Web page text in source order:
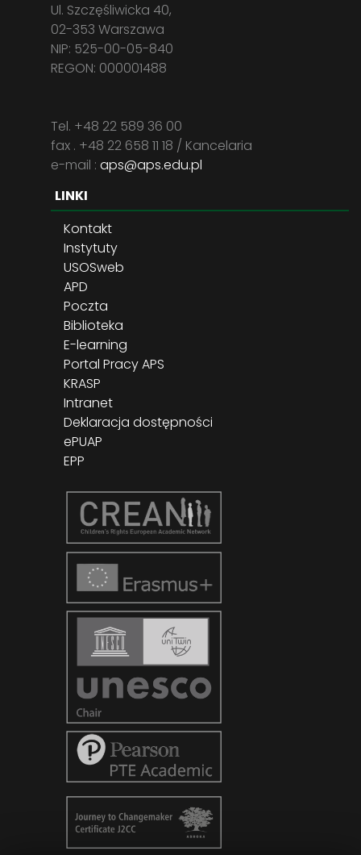
Ul. Szczęśliwicka 40,
02-353 Warszawa
NIP: 525-00-05-840
REGON: 000001488
Tel. +48 22 589 36 00
fax . +48 22 658 11 18 / Kancelaria
e-mail : aps@aps.edu.pl
LINKI
Kontakt
Instytuty
USOSweb
APD
Poczta
Biblioteka
E-learning
Portal Pracy APS
KRASP
Intranet
Deklaracja dostępności
ePUAP
EPP